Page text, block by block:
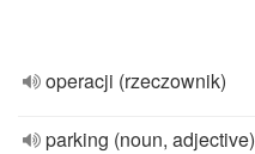
operacji (rzeczownik)
parking (noun, adjective)